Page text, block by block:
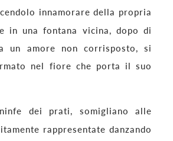
innamorare della propria
in una fontana vicina, dopo di
un amore non corrisposto, si
nel fiore che porta il suo
dei prati, somigliano alle
rappresentate danzando